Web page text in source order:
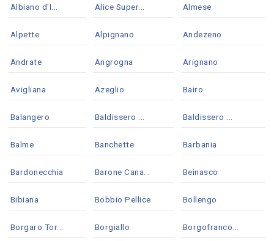
Albiano d'I... Alice Super... Almese
Alpette Alpignano Andezeno
Andrate Angrogna Arignano
Avigliana Azeglio Bairo
Balangero Baldissero ... Baldissero ...
Balme Banchette Barbania
Bardonecchia Barone Cana... Beinasco
Bibiana Bobbio Pellice Bollengo
Borgaro Tor... Borgiallo Borgofranco...